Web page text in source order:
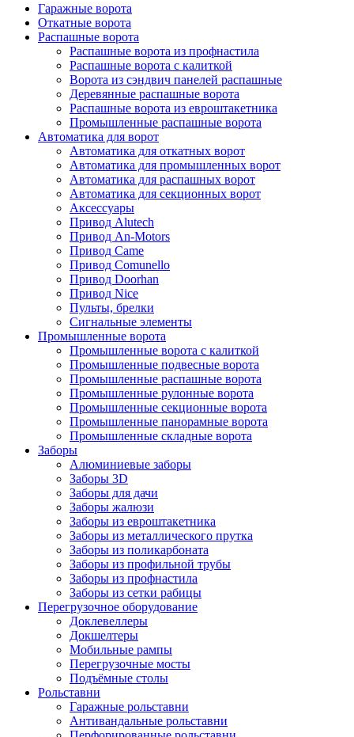
Гаражные ворота
Откатные ворота
Распашные ворота
Распашные ворота из профнастила
Распашные ворота с калиткой
Ворота из сэндвич панелей распашные
Деревянные распашные ворота
Распашные ворота из евроштакетника
Промышленные распашные ворота
Автоматика для ворот
Автоматика для откатных ворот
Автоматика для промышленных ворот
Автоматика для распашных ворот
Автоматика для секционных ворот
Аксессуары
Привод Alutech
Привод An-Motors
Привод Came
Привод Comunello
Привод Doorhan
Привод Nice
Пульты, брелки
Сигнальные элементы
Промышленные ворота
Промышленные ворота с калиткой
Промышленные подвесные ворота
Промышленные распашные ворота
Промышленные рулонные ворота
Промышленные секционные ворота
Промышленные панорамные ворота
Промышленные складные ворота
Заборы
Алюминиевые заборы
Заборы 3D
Заборы для дачи
Заборы жалюзи
Заборы из евроштакетника
Заборы из металлического прутка
Заборы из поликарбоната
Заборы из профильной трубы
Заборы из профнастила
Заборы из сетки рабицы
Перегрузочное оборудование
Доклевеллеры
Докшелтеры
Мобильные рампы
Перегрузочные мосты
Подъёмные столы
Рольставни
Гаражные рольставни
Антивандальные рольставни